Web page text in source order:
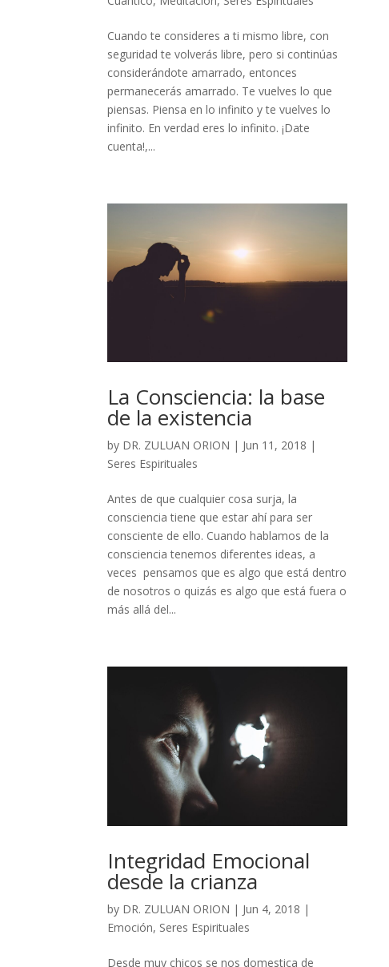
Cuando te consideres a ti mismo libre, con
seguridad te volverás libre, pero si continúas
considerándote amarrado, entonces
permanecerás amarrado. Te vuelves lo que
piensas. Piensa en lo infinito y te vuelves lo
infinito. En verdad eres lo infinito. ¡Date
cuenta!,...
La Consciencia: la base
de la existencia
by DR. ZULUAN ORION | Jun 11, 2018 |
Seres Espirituales
Antes de que cualquier cosa surja, la
consciencia tiene que estar ahí para ser
consciente de ello. Cuando hablamos de la
consciencia tenemos diferentes ideas, a
veces pensamos que es algo que está dentro
de nosotros o quizás es algo que está fuera o
más allá del...
Integridad Emocional
desde la crianza
by DR. ZULUAN ORION | Jun 4, 2018 |
Emoción, Seres Espirituales
Desde muy chicos se nos domestica de